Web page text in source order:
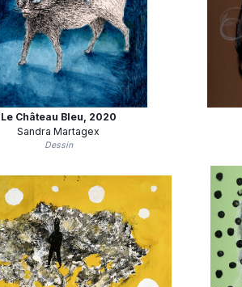
Le Château Bleu, 2020
Sandra Martagex
Dessin